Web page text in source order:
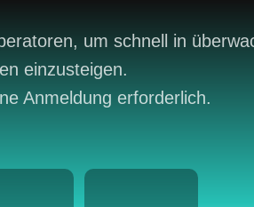
um schnell in
einzusteigen.
Anmeldung erforderlich.